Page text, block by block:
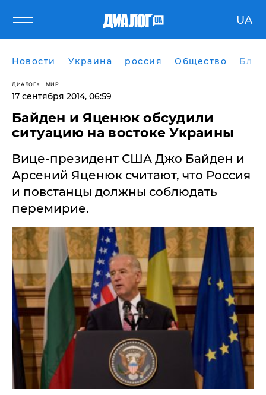
UA
Новости Украина россия Общество
ДИАЛОГ МИР
17 сентября 2014, 06:59
Байден и Яценюк обсудили
ситуацию на востоке Украины
Вице-президент США Джо Байден и
Арсений Яценюк считают, что Россия
и повстанцы должны соблюдать
перемирие.